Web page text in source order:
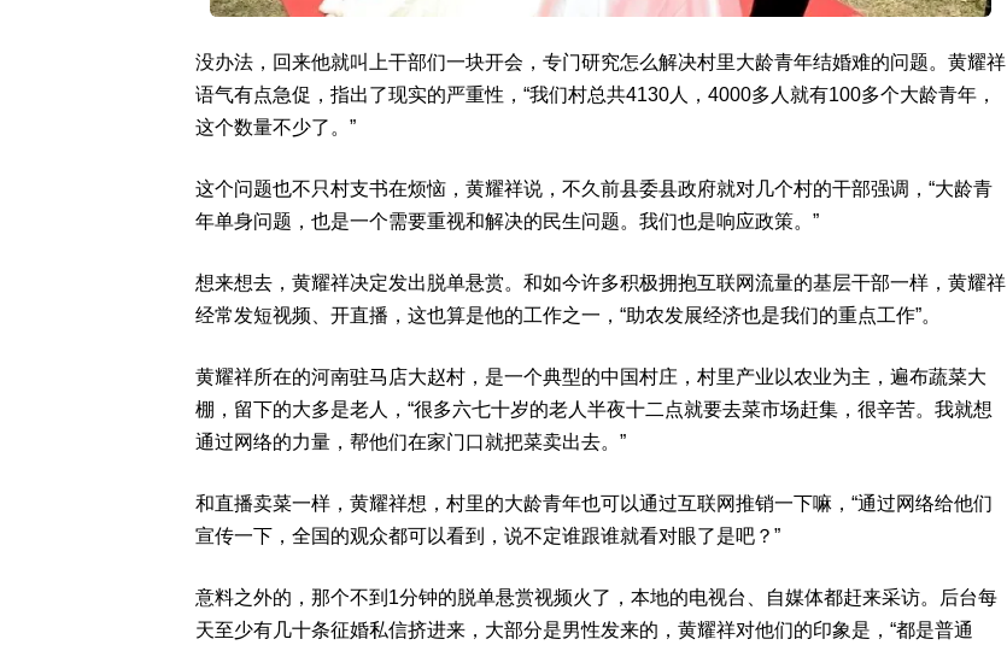
没办法，回来他就叫上干部们一块开会，专门研究怎么解决村里大龄青年结婚难的问题。黄耀祥
语气有点急促，指出了现实的严重性，“我们村总共4130人，4000多人就有100多个大龄青年，
这个数量不少了。”
这个问题也不只村支书在烦恼，黄耀祥说，不久前县委县政府就对几个村的干部强调，“大龄青
年单身问题，也是一个需要重视和解决的民生问题。我们也是响应政策。”
想来想去，黄耀祥决定发出脱单悬赏。和如今许多积极拥抱互联网流量的基层干部一样，黄耀祥
经常发短视频、开直播，这也算是他的工作之一，“助农发展经济也是我们的重点工作”。
黄耀祥所在的河南驻马店大赵村，是一个典型的中国村庄，村里产业以农业为主，遍布蔬菜大
棚，留下的大多是老人，“很多六七十岁的老人半夜十二点就要去菜市场赶集，很辛苦。我就想
通过网络的力量，帮他们在家门口就把菜卖出去。”
和直播卖菜一样，黄耀祥想，村里的大龄青年也可以通过互联网推销一下嘛，“通过网络给他们
宣传一下，全国的观众都可以看到，说不定谁跟谁就看对眼了是吧？”
意料之外的，那个不到1分钟的脱单悬赏视频火了，本地的电视台、自媒体都赶来采访。后台每
天至少有几十条征婚私信挤进来，大部分是男性发来的，黄耀祥对他们的印象是，“都是普通